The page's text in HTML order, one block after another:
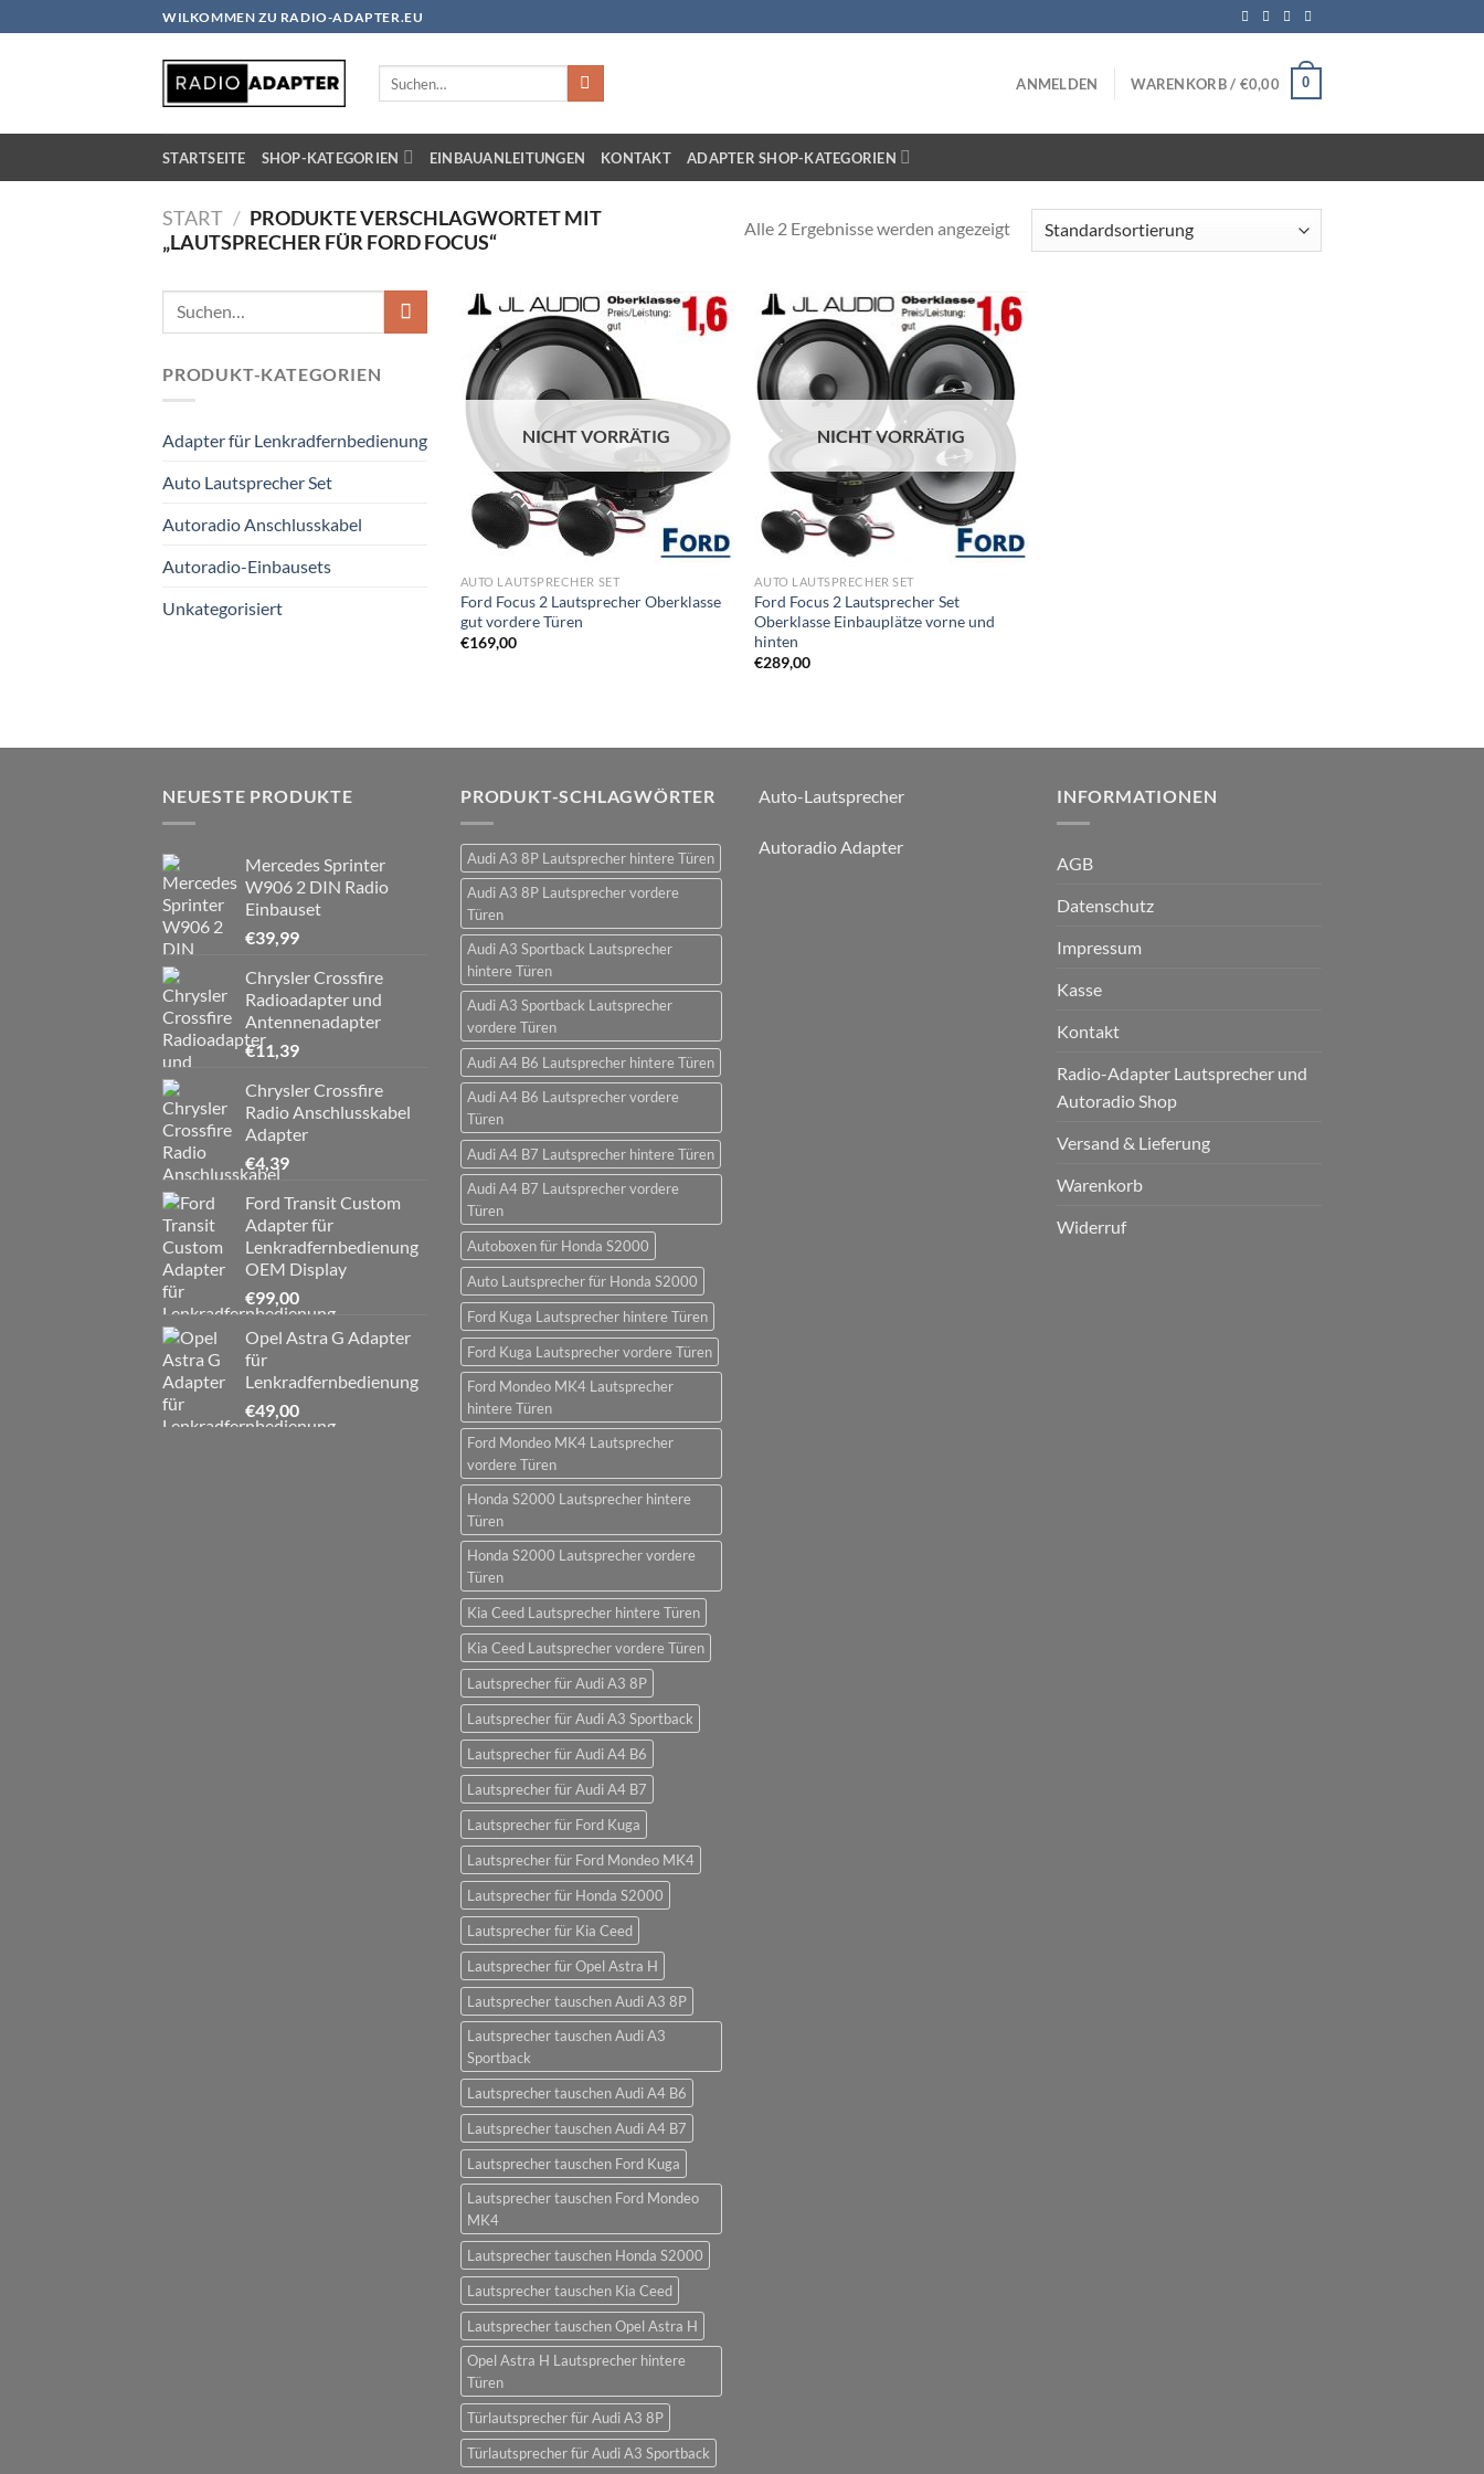
Inhalt
WILKOMMEN ZU RADIO-ADAPTER.EU
ANMELDEN WARENKORB / €0,00 0
STARTSEITE SHOP-KATEGORIEN EINBAUANLEITUNGEN KONTAKT ADAPTER SHOP-KATEGORIEN
START / PRODUKTE VERSCHLAGWORTET MIT
„LAUTSPRECHER FÜR FORD FOCUS“
Alle 2 Ergebnisse werden angezeigt
Suchen
PRODUKT-KATEGORIEN
Adapter für Lenkradfernbedienung
Auto Lautsprecher Set
Autoradio Anschlusskabel
Autoradio-Einbausets
Unkategorisiert
NICHT VORRÄTIG
AUTO LAUTSPRECHER SET
Ford Focus 2 Lautsprecher Oberklasse
gut vordere Türen
€169,00
Zu
Wunschliste
hinzufügen
NICHT VORRÄTIG
AUTO LAUTSPRECHER SET
Ford Focus 2 Lautsprecher Set
Oberklasse Einbauplätze vorne und
hinten
€289,00
NEUESTE PRODUKTE
Mercedes Sprinter
W906 2 DIN Radio
Einbauset
€39,99
Chrysler Crossfire
Radioadapter und
Antennenadapter
€11,39
Chrysler Crossfire
Radio Anschlusskabel
Adapter
€4,39
Ford Transit Custom
Adapter für
Lenkradfernbedienung
OEM Display
€99,00
Opel Astra G Adapter
für
Lenkradfernbedienung
€49,00
PRODUKT-SCHLAGWÖRTER
Audi A3 8P Lautsprecher hintere Türen
Audi A3 8P Lautsprecher vordere
Türen
Audi A3 Sportback Lautsprecher
hintere Türen
Audi A3 Sportback Lautsprecher
vordere Türen
Audi A4 B6 Lautsprecher hintere Türen
Audi A4 B6 Lautsprecher vordere
Türen
Audi A4 B7 Lautsprecher hintere Türen
Audi A4 B7 Lautsprecher vordere
Türen
Autoboxen für Honda S2000
Auto Lautsprecher für Honda S2000
Ford Kuga Lautsprecher hintere Türen
Ford Kuga Lautsprecher vordere Türen
Ford Mondeo MK4 Lautsprecher
hintere Türen
Ford Mondeo MK4 Lautsprecher
vordere Türen
Honda S2000 Lautsprecher hintere
Türen
Honda S2000 Lautsprecher vordere
Türen
Kia Ceed Lautsprecher hintere Türen
Kia Ceed Lautsprecher vordere Türen
Lautsprecher für Audi A3 8P
Lautsprecher für Audi A3 Sportback
Lautsprecher für Audi A4 B6
Lautsprecher für Audi A4 B7
Lautsprecher für Ford Kuga
Lautsprecher für Ford Mondeo MK4
Lautsprecher für Honda S2000
Lautsprecher für Kia Ceed
Lautsprecher für Opel Astra H
Lautsprecher tauschen Audi A3 8P
Lautsprecher tauschen Audi A3
Sportback
Lautsprecher tauschen Audi A4 B6
Lautsprecher tauschen Audi A4 B7
Lautsprecher tauschen Ford Kuga
Lautsprecher tauschen Ford Mondeo
MK4
Lautsprecher tauschen Honda S2000
Lautsprecher tauschen Kia Ceed
Lautsprecher tauschen Opel Astra H
Opel Astra H Lautsprecher hintere
Türen
Türlautsprecher für Audi A3 8P
Türlautsprecher für Audi A3 Sportback
Auto-Lautsprecher
Autoradio Adapter
INFORMATIONEN
AGB
Datenschutz
Impressum
Kasse
Kontakt
Radio-Adapter Lautsprecher und
Autoradio Shop
Versand & Lieferung
Warenkorb
Widerruf